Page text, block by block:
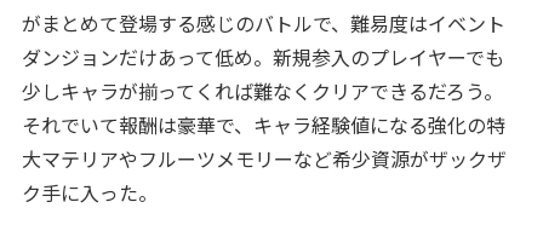
がまとめて登場する感じのバトルで、難易度はイベント
ダンジョンだけあって低め。新規参入のプレイヤーでも
少しキャラが揃ってくれば難なくクリアできるだろう。
それでいて報酬は豪華で、キャラ経験値になる強化の特
大マテリアやフルーツメモリーなど希少資源がザックザ
ク手に入った。